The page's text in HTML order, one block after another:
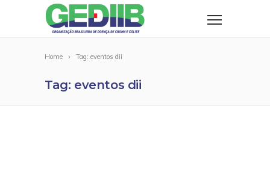
Home Tag: eventos dii
Tag: eventos dii